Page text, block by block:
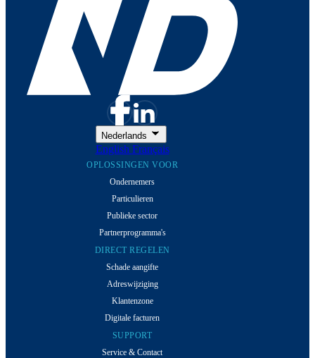
Nederlands
English Français
OPLOSSINGEN VOOR
Ondernemers
Particulieren
Publieke sector
Partnerprogramma's
DIRECT REGELEN
Schade aangifte
Adreswijziging
Klantenzone
Digitale facturen
SUPPORT
Service & Contact